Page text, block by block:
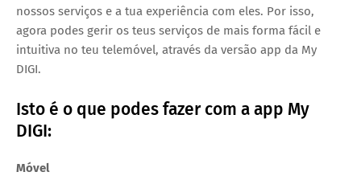
nossos serviços e a tua experiência com eles. Por isso,
agora podes gerir os teus serviços de mais forma fácil e
intuitiva no teu telemóvel, através da versão app da My
DIGI.
Isto é o que podes fazer com a app My
DIGI:
Móvel